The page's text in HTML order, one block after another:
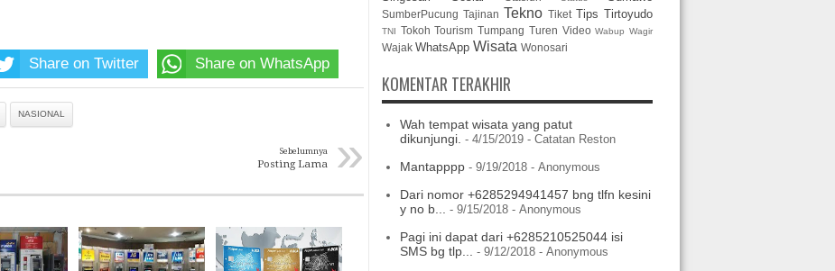
Share on Twitter Share on WhatsApp
NASIONAL
»
Sebelumnya
Posting Lama
SumberPucung Tajinan Tekno Tiket Tips Tirtoyudo
TNI Tokoh Tourism Tumpang Turen Video Wabup Wagir
Wajak WhatsApp Wisata Wonosari
KOMENTAR TERAKHIR
Wah tempat wisata yang patut
dikunjungi. - 4/15/2019 - Catatan Reston
Mantapppp - 9/19/2018 - Anonymous
Dari nomor +6285294941457 bng tlfn kesini
y no b...
- 9/15/2018 - Anonymous
Pagi ini dapat dari +6285210525044 isi
SMS bg tlp...
- 9/12/2018 - Anonymous